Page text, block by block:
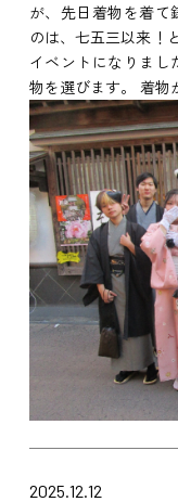
が、先日着物を着
のは、七五三以来！
イベントになりまし
物を選びます。 着物
2025.12.12